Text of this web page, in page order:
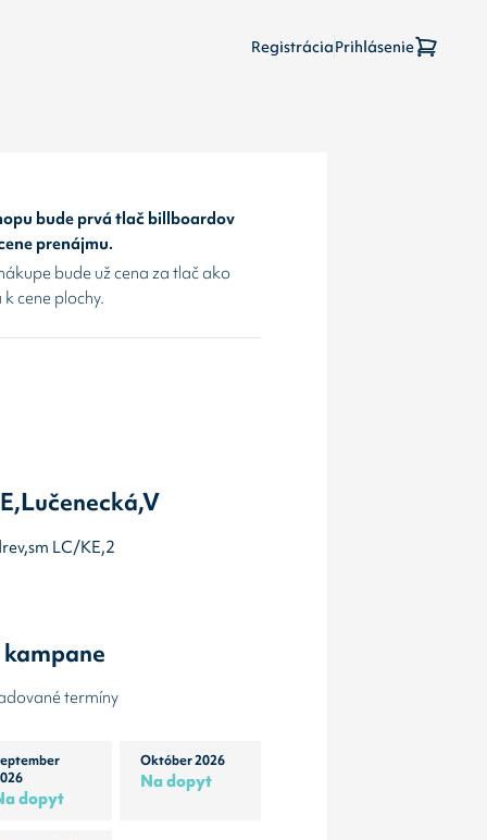
RegistráciaPrihlásenie
bude prvá tlač billboardov
prenájmu.
bude už cena za tlač ako
cene plochy.
LC/KE,2
termíny
dopyt
Október 2026
Na dopyt